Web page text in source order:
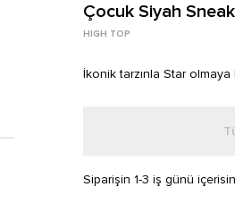
Çocuk Siyah
HIGH TOP
İkonik tarzınla Star olmaya
Siparişin 1-3 iş günü